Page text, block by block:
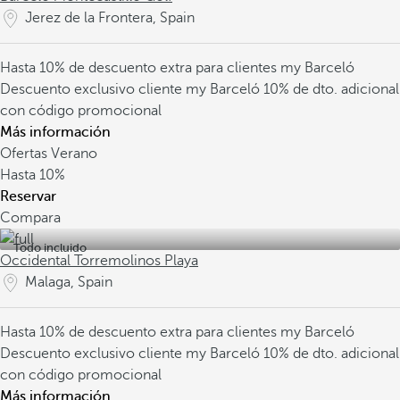
Jerez de la Frontera, Spain
Hasta 10% de descuento extra para clientes my Barceló
Descuento exclusivo cliente my Barceló 10% de dto. adicional
con código promocional
Más información
Ofertas Verano
Hasta 10%
Reservar
Compara
Todo incluido
Occidental Torremolinos Playa
Malaga, Spain
Hasta 10% de descuento extra para clientes my Barceló
Descuento exclusivo cliente my Barceló 10% de dto. adicional
con código promocional
Más información